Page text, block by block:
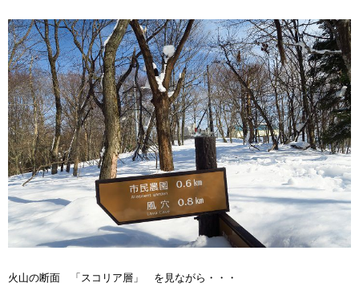
火山の断面 「スコリア層」 を見ながら・・・